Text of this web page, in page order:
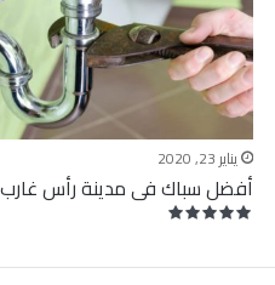
يناير 23, 2020
أفضل سباك فى مدينة رأس غارب